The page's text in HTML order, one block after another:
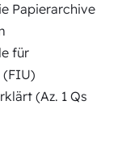
Papierarchive
für
(FIU)
(Az. 1 Qs